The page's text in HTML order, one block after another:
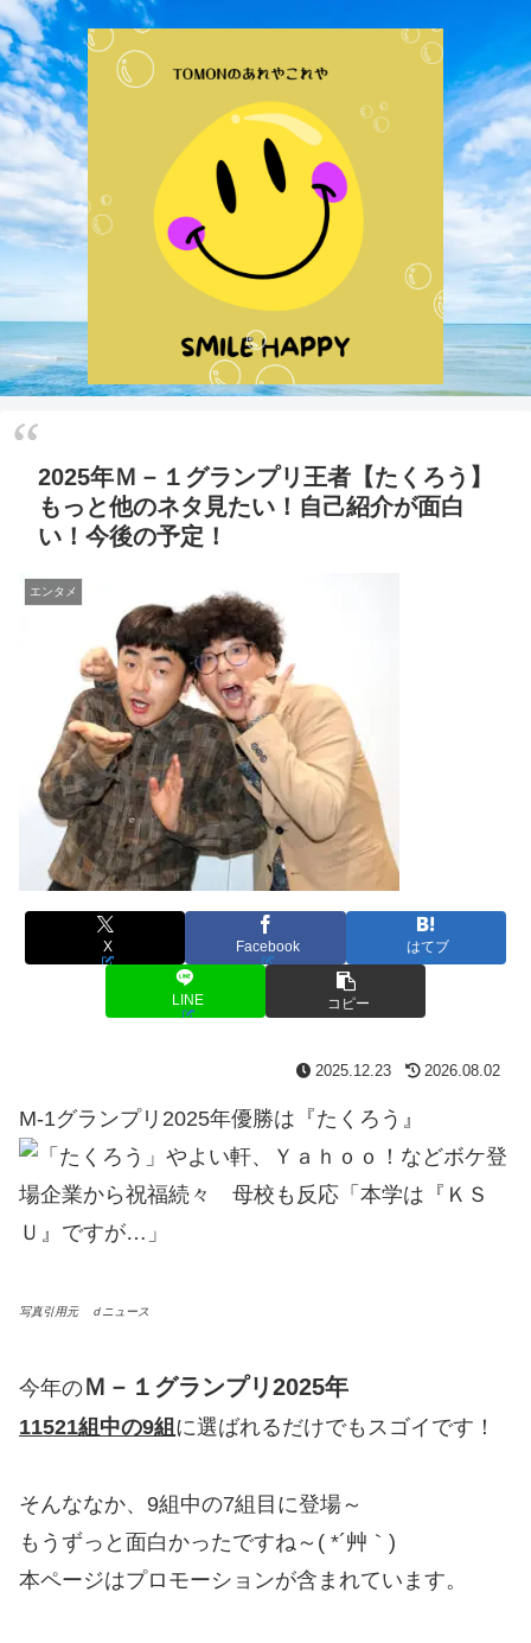
2025年Ｍ－１グランプリ王者【たくろう】
もっと他のネタ見たい！自己紹介が面白
い！今後の予定！
エンタメ
X Facebook はてブ
LINE コピー
2025.12.23 2026.08.02
M-1グランプリ2025年優勝は『たくろう』
写真引用元 ｄニュース
今年のＭ－１グランプリ2025年
11521組中の9組 に選ばれるだけでもスゴイです！
そんななか、9組中の7組目に登場～
もうずっと面白かったですね～( *´艸｀)
本ページはプロモーションが含まれています。